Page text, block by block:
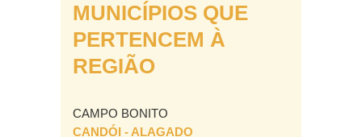
MUNICÍPIOS QUE
PERTENCEM À
REGIÃO
​​​CAMPO BONITO
CANDÓI - ALAGADO